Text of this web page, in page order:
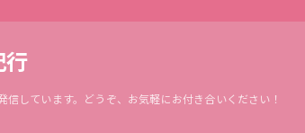
行
しています。どうぞ、お気軽にお付き合いください！